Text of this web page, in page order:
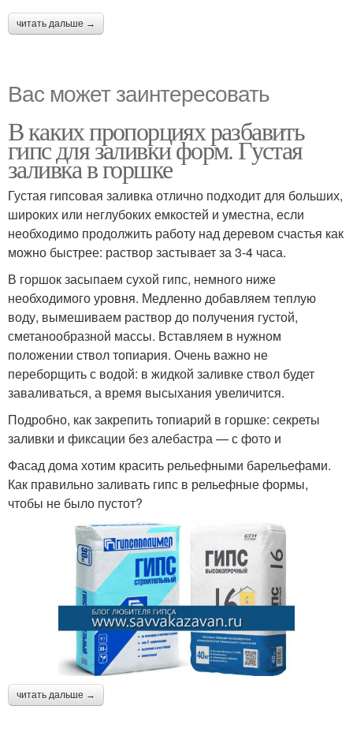
читать дальше →
Вас может заинтересовать
В каких пропорциях разбавить
гипс для заливки форм. Густая
заливка в горшке
Густая гипсовая заливка отлично подходит для больших,
широких или неглубоких емкостей и уместна, если
необходимо продолжить работу над деревом счастья как
можно быстрее: раствор застывает за 3-4 часа.
В горшок засыпаем сухой гипс, немного ниже
необходимого уровня. Медленно добавляем теплую
воду, вымешиваем раствор до получения густой,
сметанообразной массы. Вставляем в нужном
положении ствол топиария. Очень важно не
переборщить с водой: в жидкой заливке ствол будет
заваливаться, а время высыхания увеличится.
Подробно, как закрепить топиарий в горшке: секреты
заливки и фиксации без алебастра — с фото и
Фасад дома хотим красить рельефными барельефами.
Как правильно заливать гипс в рельефные формы,
чтобы не было пустот?
читать дальше →